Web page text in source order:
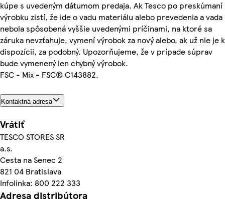
kúpe s uvedeným dátumom predaja. Ak Tesco po preskúmaní
výrobku zistí, že ide o vadu materiálu alebo prevedenia a vada
nebola spôsobená vyššie uvedenými príčinami, na ktoré sa
záruka nevzťahuje, vymení výrobok za nový alebo, ak už nie je k
dispozícii, za podobný. Upozorňujeme, že v prípade súprav
bude vymenený len chybný výrobok.
FSC - Mix - FSC® C143882.
Kontaktná adresa
Vrátiť
TESCO STORES SR
a.s.
Cesta na Senec 2
821 04 Bratislava
Infolinka: 800 222 333
Adresa distribútora